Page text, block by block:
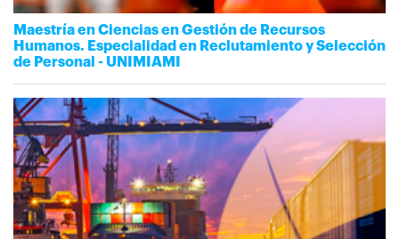
Maestría en Ciencias en Gestión de Recursos
Humanos. Especialidad en Reclutamiento y Selección
de Personal - UNIMIAMI